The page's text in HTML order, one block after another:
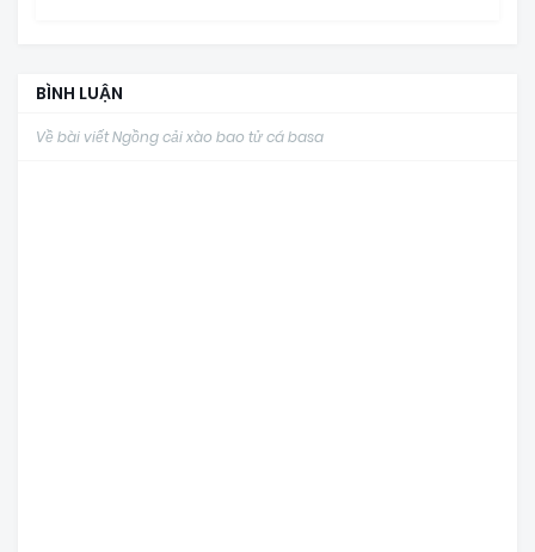
BÌNH LUẬN
Về bài viết Ngồng cải xào bao tử cá basa